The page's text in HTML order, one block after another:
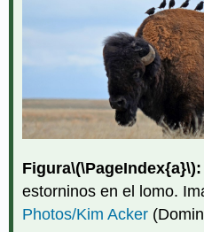
Figura\(\PageIndex{a}\):
estorninos en el lomo.
Photos/Kim Acker